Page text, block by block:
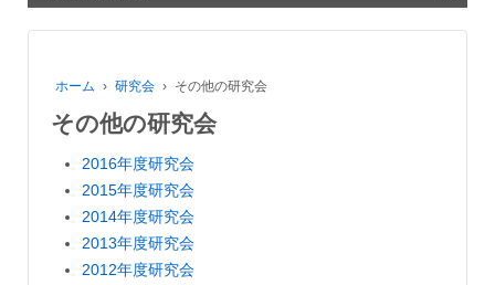
ホーム › 研究会 › その他の研究会
その他の研究会
2016年度研究会
2015年度研究会
2014年度研究会
2013年度研究会
2012年度研究会